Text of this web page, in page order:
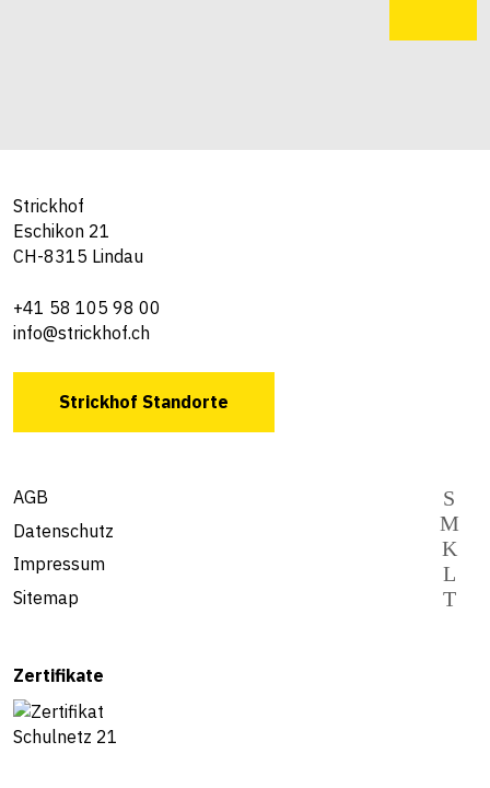
Strickhof
Eschikon 21
CH-8315 Lindau
+41 58 105 98 00
info@strickhof.ch
Strickhof Standorte
AGB
Datenschutz
Impressum
Sitemap
Zertifikate